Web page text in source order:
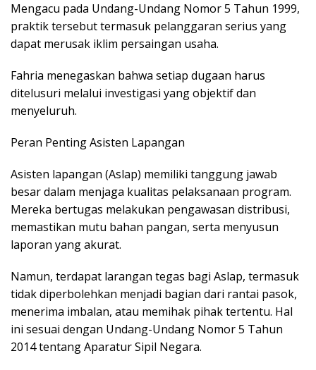
Mengacu pada Undang-Undang Nomor 5 Tahun 1999,
praktik tersebut termasuk pelanggaran serius yang
dapat merusak iklim persaingan usaha.
Fahria menegaskan bahwa setiap dugaan harus
ditelusuri melalui investigasi yang objektif dan
menyeluruh.
Peran Penting Asisten Lapangan
Asisten lapangan (Aslap) memiliki tanggung jawab
besar dalam menjaga kualitas pelaksanaan program.
Mereka bertugas melakukan pengawasan distribusi,
memastikan mutu bahan pangan, serta menyusun
laporan yang akurat.
Namun, terdapat larangan tegas bagi Aslap, termasuk
tidak diperbolehkan menjadi bagian dari rantai pasok,
menerima imbalan, atau memihak pihak tertentu. Hal
ini sesuai dengan Undang-Undang Nomor 5 Tahun
2014 tentang Aparatur Sipil Negara.